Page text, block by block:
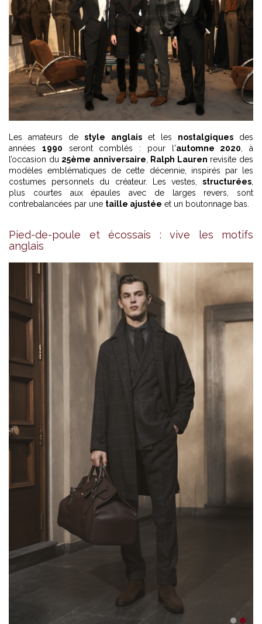
Les amateurs destyle anglaiset les nostalgiquesdes
années 1990 seront comblés : pour l'automne 2020, à
l’occasion du 25ème anniversaire, Ralph Lauren revisite des
modèles emblématiques de cette décennie, inspirés par les
costumes personnels du créateur. Les vestes, structurées,
plus courtes aux épaules avec de larges revers, sont
contrebalancées par une taille ajustée et un boutonnage bas.
Pied-de-poule et écossais : vive les motifs
anglais